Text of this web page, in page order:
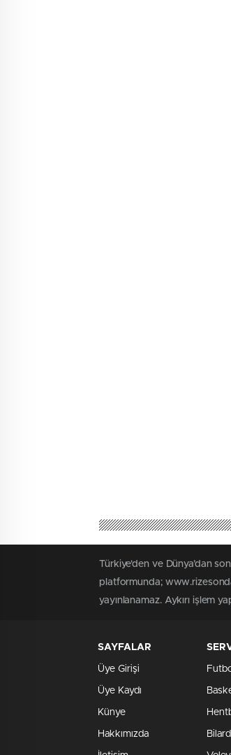
Türkiye'den ve Dünya’dan
platformunda;
yayınlanamaz. Aykırı işlem
SAYFALAR
Üye Girişi
Üye Kaydı
Künye
Hakkımızda